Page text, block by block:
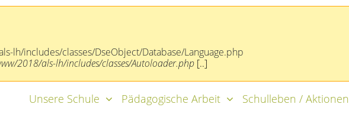
lh/includes/classes/DseObject/Database/Language.php
2018/als-lh/includes/classes/Autoloader.php [..]
Unsere Schule Pädagogische Arbeit Schulleben / Aktionen